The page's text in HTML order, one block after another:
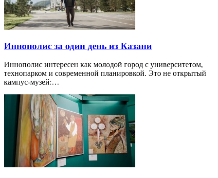
Иннополис за один день из Казани
Иннополис интересен как молодой город с университетом,
технопарком и современной планировкой. Это не открытый
кампус-музей:…